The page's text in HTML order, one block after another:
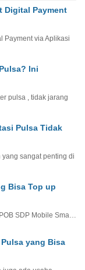
Digital Payment
Payment via Aplikasi
Ini
pulsa , tidak jarang
Pulsa Tidak
sangat penting di
Bisa Top up
SDP Mobile Sma…
yang Bisa